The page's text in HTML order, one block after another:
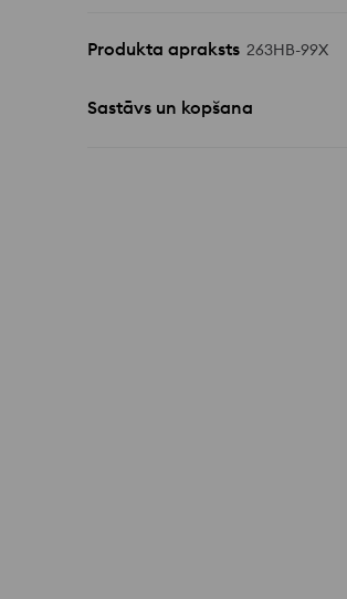
Produkta apraksts 263HB-99X
Sastāvs un kopšana